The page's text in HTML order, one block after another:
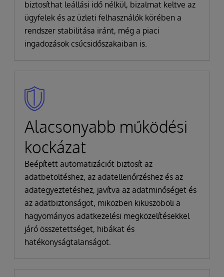
biztosíthat leállási idő nélkül, bizalmat keltve az
ügyfelek és az üzleti felhasználók körében a
rendszer stabilitása iránt, még a piaci
ingadozások csúcsidőszakaiban is.
Alacsonyabb működési
kockázat
Beépített automatizációt biztosít az
adatbetöltéshez, az adatellenőrzéshez és az
adategyeztetéshez, javítva az adatminőséget és
az adatbiztonságot, miközben kiküszöböli a
hagyományos adatkezelési megközelítésekkel
járó összetettséget, hibákat és
hatékonyságtalanságot.